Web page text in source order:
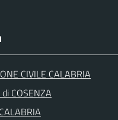
CIVILE CALABRIA
COSENZA